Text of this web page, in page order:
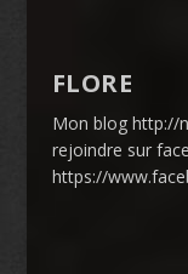
FLORE
Mon blog http://
rejoindre sur
https://